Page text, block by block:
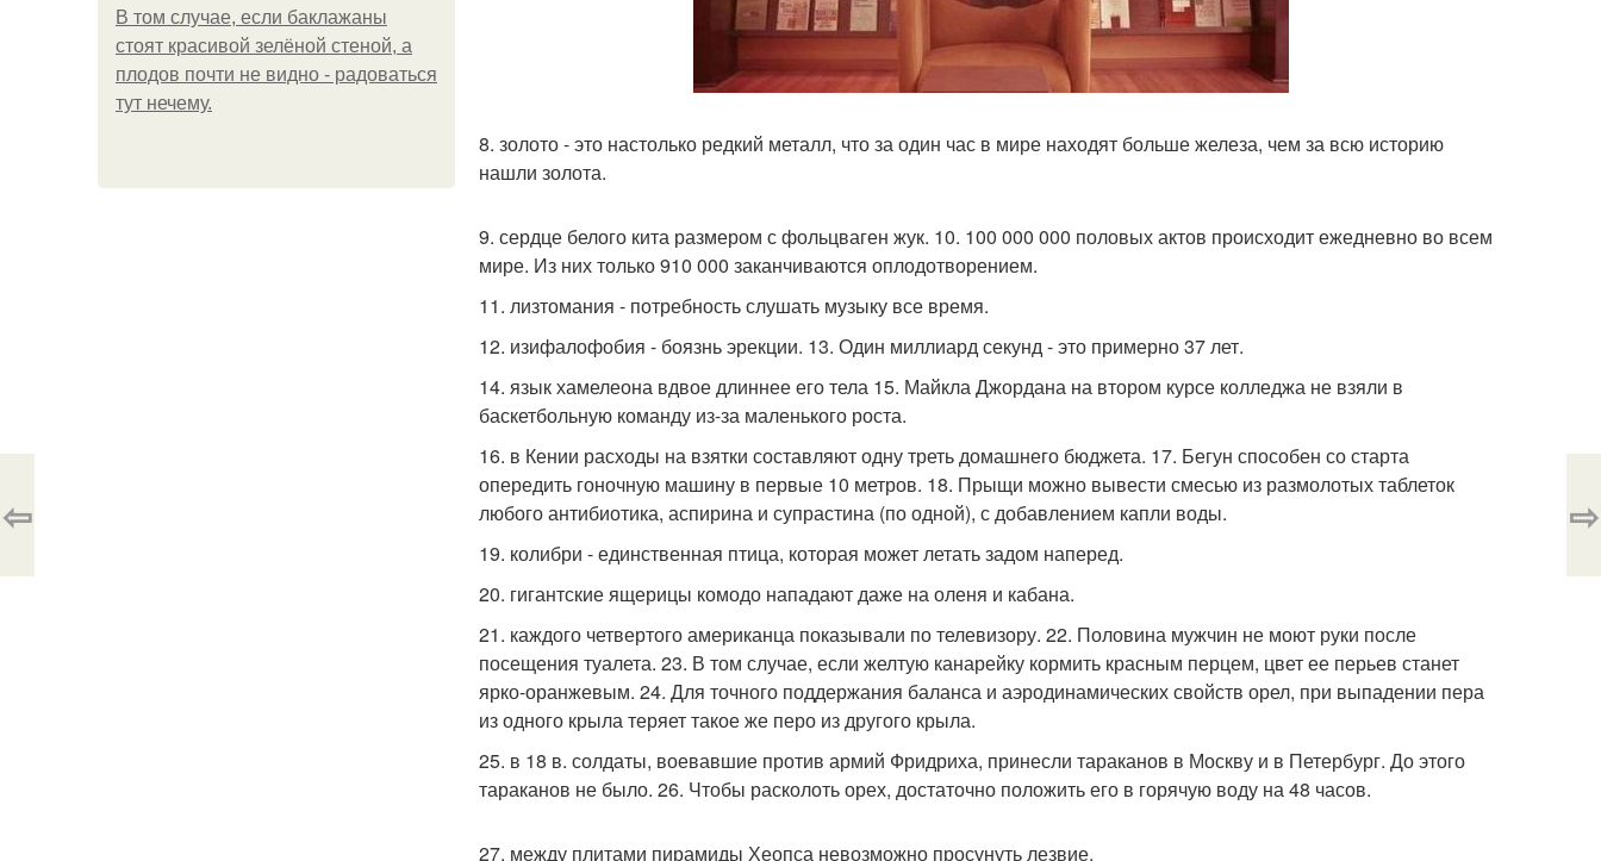
В том случае, если баклажаны
стоят красивой зелёной стеной, а
плодов почти не видно - радоваться
тут нечему.
8. золото - это настолько редкий металл, что за один час в мире находят больше железа, чем за всю историю
нашли золота.
9. сердце белого кита размером с фольцваген жук. 10. 100 000 000 половых актов происходит ежедневно во всем
мире. Из них только 910 000 заканчиваются оплодотворением.
11. лизтомания - потребность слушать музыку все время.
12. изифалофобия - боязнь эрекции. 13. Один миллиард секунд - это примерно 37 лет.
14. язык хамелеона вдвое длиннее его тела 15. Майкла Джордана на втором курсе колледжа не взяли в
баскетбольную команду из-за маленького роста.
16. в Кении расходы на взятки составляют одну треть домашнего бюджета. 17. Бегун способен со старта
опередить гоночную машину в первые 10 метров. 18. Прыщи можно вывести смесью из размолотых таблеток
любого антибиотика, аспирина и супрастина (по одной), с добавлением капли воды.
19. колибри - единственная птица, которая может летать задом наперед.
20. гигантские ящерицы комодо нападают даже на оленя и кабана.
21. каждого четвертого американца показывали по телевизору. 22. Половина мужчин не моют руки после
посещения туалета. 23. В том случае, если желтую канарейку кормить красным перцем, цвет ее перьев станет
ярко-оранжевым. 24. Для точного поддержания баланса и аэродинамических свойств орел, при выпадении пера
из одного крыла теряет такое же перо из другого крыла.
25. в 18 в. солдаты, воевавшие против армий Фридриха, принесли тараканов в Москву и в Петербург. До этого
тараканов не было. 26. Чтобы расколоть орех, достаточно положить его в горячую воду на 48 часов.
27. между плитами пирамиды Хеопса невозможно просунуть лезвие.
⇦ ⇨